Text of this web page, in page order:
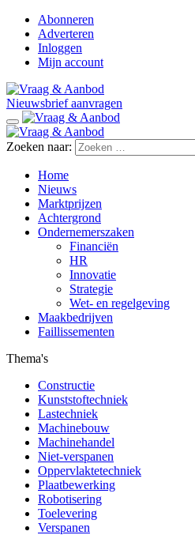
Abonneren
Adverteren
Inloggen
Mijn account
Nieuwsbrief aanvragen
Zoeken naar:
Home
Nieuws
Marktprijzen
Achtergrond
Ondernemerszaken
Financiën
HR
Innovatie
Strategie
Wet- en regelgeving
Maakbedrijven
Faillissementen
Thema's
Constructie
Kunststoftechniek
Lastechniek
Machinebouw
Machinehandel
Niet-verspanen
Oppervlaktetechniek
Plaatbewerking
Robotisering
Toelevering
Verspanen